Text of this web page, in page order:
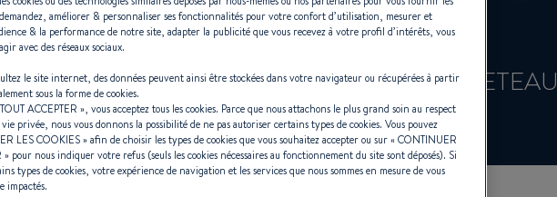
In-bord, Hors-bord, First pour BENETEAU
améliorer & personnaliser ses fonctionnalités pour votre confort d’utilisation, mesurer et
& la performance de notre site, adapter la publicité que vous recevez à votre profil d’intérêts, vous
avec des réseaux sociaux.
le site internet, des données peuvent ainsi être stockées dans votre navigateur ou récupérées à partir
sous la forme de cookies.
TOUT ACCEPTER », vous acceptez tous les cookies. Parce que nous attachons le plus grand soin au respect
privée, nous vous donnons la possibilité de ne pas autoriser certains types de cookies. Vous pouvez
LES COOKIES» afin de choisir les types de cookies que vous souhaitez accepter ou sur «CONTINUER
» pour nous indiquer votre refus (seuls les cookies nécessaires au fonctionnement du site sont déposés). Si
types de cookies, votre expérience de navigation et les services que nous sommes en mesure de vous
impactés.